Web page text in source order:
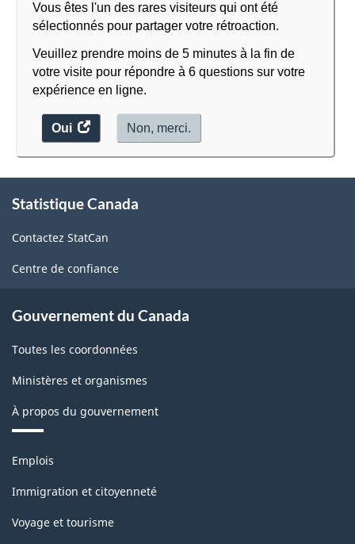
Vous êtes l'un des rares visiteurs qui ont été
sélectionnés pour partager votre rétroaction.
Veuillez prendre moins de 5 minutes à la fin de
votre visite pour répondre à 6 questions sur votre
expérience en ligne.
Oui
accéder
au
Non, merci.
propos
ce
site
Statistique Canada
Contactez StatCan
Centre de confiance
Gouvernement du Canada
Toutes les coordonnées
Ministères et organismes
À propos du gouvernement
Thèmes
sujets
Emplois
Immigration et citoyenneté
Voyage et tourisme